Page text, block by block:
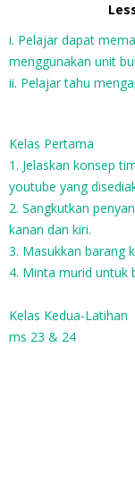
i. Pelajar dapat
menggunakan unit
ii. Pelajar tahu
Kelas Pertama
1. Jelaskan konsep
youtube yang
2. Sangkutkan
kanan dan kiri.
3. Masukkan barang
4. Minta murid untuk
Kelas Kedua-Latihan
ms 23 & 24